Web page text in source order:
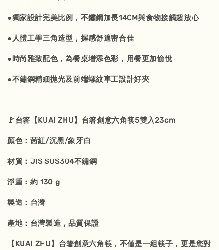
●獨家設計完美比例，不鏽鋼加長14CM與食物接觸超放心
●人體工學三角造型，握感舒適密合佳
●時尚雅致配色，為餐桌增添色彩，用餐更加愉悅
●不鏽鋼精細拋光及前端螺紋車工設計好夾
🚩台箸【KUAI ZHU】台箸創意六角筷5雙入23cm
顏色：茜紅/沉黑/象牙白
材質：JIS SUS304不鏽鋼
淨重：約 130 g
製造：台灣
產地：台灣製造，品質保證
【KUAI ZHU】台箸創意六角筷，不僅是一組筷子，更是您對